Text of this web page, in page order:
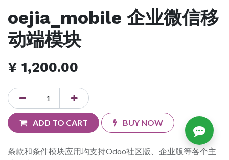
oejia_mobile 企业微信移
动端模块
¥ 1,200.00
ADD TO CART BUY NOW
条款和条件模块应用均支持Odoo社区版、企业版等各个主